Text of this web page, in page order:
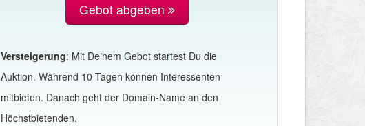
Gebot abgeben
Versteigerung: Mit Deinem Gebot startest Du die
Auktion. Während 10 Tagen können Interessenten
mitbieten. Danach geht der Domain-Name an den
Höchstbietenden.